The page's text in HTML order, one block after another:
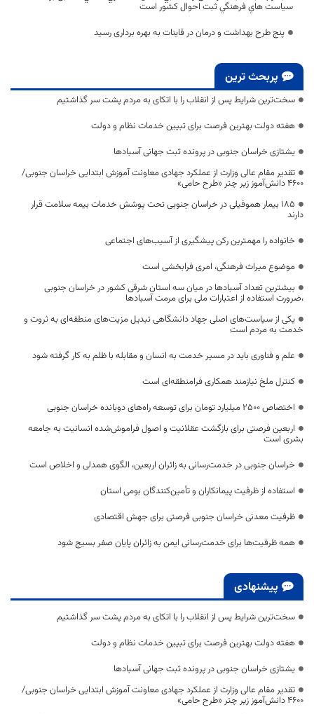
سياست هاي فرهنگي ثبت احوال کشور است
پنج طرح بهداشت و درمان در قاینات به بهره برداری رسید
پربحث ترین
سخت‌ترین شرایط پس از انقلاب را با اتکای به مردم پشت سر گذاشتیم
هفته دولت بهترین فرصت برای تبیین خدمات نظام و دولت
یشتازی خراسان جنوبی در پرونده ثبت جهانی آسبادها
تقدیر مقام عالی وزارت از عملکرد جهادی معاونت آموزش ابتدایی خراسان جنوبی/
۴۶۰۰ دانش‌آموز زیر چتر «طرح حامی»
۱۸۵ بیمار هموفیلی در خراسان جنوبی تحت پوشش خدمات بیمه سلامت قرار
دارند
خانواده را مهمترین رکن پیشگیری از آسیب‌های اجتماعی
موضوع میراث فرهنگی، امری فرابخشی است
بیشترین تعداد آسبادها در میان سه استان شرقی کشور در خراسان جنوبی
،ضرورت استفاده از اعتبارات ملی برای مرمت آسبادها
یکی از سیاست‌های اصلی جهاد دانشگاهی تبدیل مزیت‌های منطقه‌ای به ثروت و
خدمت به مردم است
علم و فناوری باید در مسیر خدمت به انسان و مقابله با ظلم به کار گرفته شود
کنترل ملخ نیازمند همکاری فرامنطقه‌ای است
اختصاص 2500 میلیارد تومان برای توسعه راه‌های دوبانده خراسان جنوبی
اربعین فرصتی برای بازگشت عقلانیت و اصول فراموش‌شده انسانیت به جامعه
بشری است
خراسان جنوبی در خدمت‌رسانی به زائران اربعین، الگوی همدلی و اخلاص است
استفاده از ظرفیت پیمانکاران و تأمین‌کنندگان بومی استان
ظرفیت معدنی خراسان جنوبی فرصتی برای جهش اقتصادی
همه ظرفیت‌ها برای خدمت‌رسانی ایمن به زائران پایان صفر بسیج شود
پیشنهادی
سخت‌ترین شرایط پس از انقلاب را با اتکای به مردم پشت سر گذاشتیم
هفته دولت بهترین فرصت برای تبیین خدمات نظام و دولت
یشتازی خراسان جنوبی در پرونده ثبت جهانی آسبادها
تقدیر مقام عالی وزارت از عملکرد جهادی معاونت آموزش ابتدایی خراسان جنوبی/
۴۶۰۰ دانش‌آموز زیر چتر «طرح حامی»